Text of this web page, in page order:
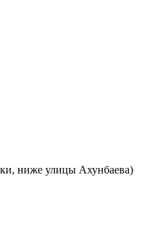
ниже улицы Ахунбаева)